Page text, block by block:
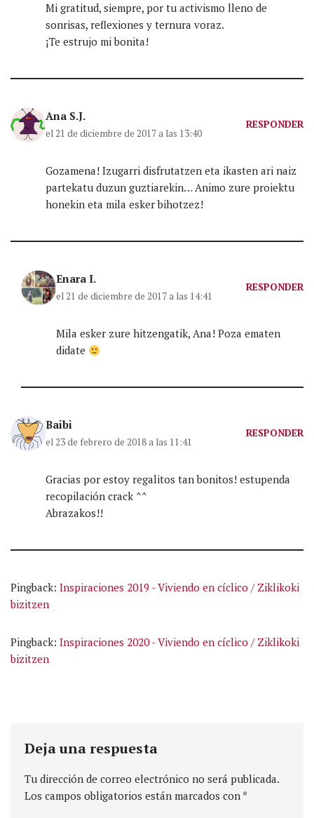
Mi gratitud, siempre, por tu activismo lleno de
sonrisas, reflexiones y ternura voraz.
¡Te estrujo mi bonita!
Ana S.J.
el 21 de diciembre de 2017 a las 13:40
RESPONDER
Gozamena! Izugarri disfrutatzen eta ikasten ari naiz
partekatu duzun guztiarekin… Animo zure proiektu
honekin eta mila esker bihotzez!
Enara I.
el 21 de diciembre de 2017 a las 14:41
RESPONDER
Mila esker zure hitzengatik, Ana! Poza ematen
didate
Baibi
el 23 de febrero de 2018 a las 11:41
RESPONDER
Gracias por estoy regalitos tan bonitos! estupenda
recopilación crack ^^
Abrazakos!!
Pingback: Inspiraciones 2019 - Viviendo en cíclico / Ziklikoki
bizitzen
Pingback: Inspiraciones 2020 - Viviendo en cíclico / Ziklikoki
bizitzen
Deja una respuesta
Tu dirección de correo electrónico no será publicada.
Los campos obligatorios están marcados con *